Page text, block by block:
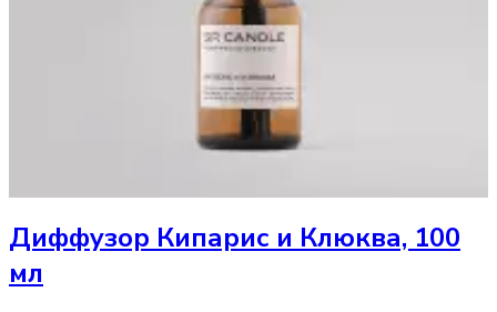
Диффузор Кипарис и Клюква, 100
мл